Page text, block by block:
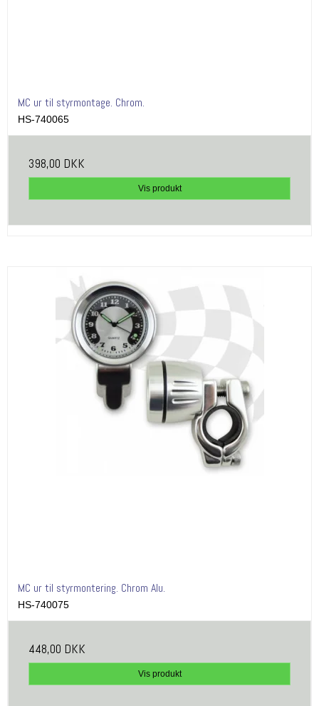
MC ur til styrmontage. Chrom.
HS-740065
398,00 DKK
Vis produkt
MC ur til styrmontering. Chrom Alu.
HS-740075
448,00 DKK
Vis produkt